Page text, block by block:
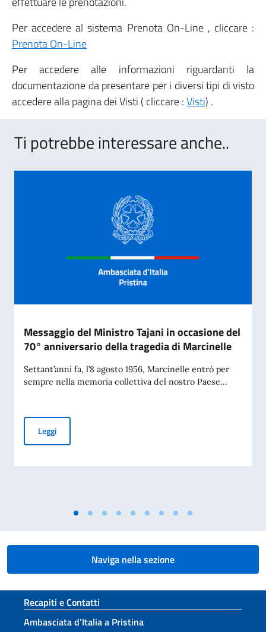
Per accedere al sistema Prenota On-Line , cliccare :
Prenota On-Line
Per accedere alle informazioni riguardanti la
documentazione da presentare per i diversi tipi di visto
accedere alla pagina dei Visti ( cliccare :Visti) .
Ti potrebbe interessare anche..
Messaggio del Ministro Tajani in occasione del
70° anniversario della tragedia di Marcinelle
Settant’anni fa, l’8 agosto 1956, Marcinelle entrò per
sempre nella memoria collettiva del nostro Paese...
LeggiMessaggio del Ministro Tajani in occasione del 70°
Naviga nella sezione
Sezione footer
Recapiti e Contatti
Ambasciata d’Italia a Pristina